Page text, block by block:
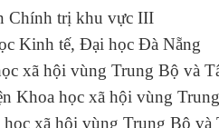
Chính trị khu vực III
học Kinh tế, Đại học Đà
học xã hội vùng Trung
Khoa học xã hội vùng
xã hội vùng Trung Bộ và